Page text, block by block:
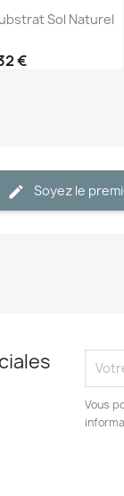
rapideSol Naturel
€
Soyez le
Vous